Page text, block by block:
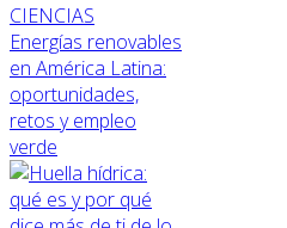
CIENCIAS
Energías renovables
en América Latina:
oportunidades,
retos y empleo
verde